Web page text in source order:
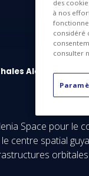
Alenia Space :
Space pour le
centre spatial
des
à nos
considéré
consulter